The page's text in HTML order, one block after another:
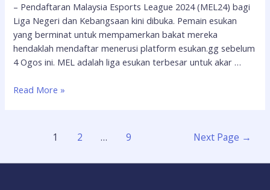
– Pendaftaran Malaysia Esports League 2024 (MEL24) bagi
Liga Negeri dan Kebangsaan kini dibuka. Pemain esukan
yang berminat untuk mempamerkan bakat mereka
hendaklah mendaftar menerusi platform esukan.gg sebelum
4 Ogos ini. MEL adalah liga esukan terbesar untuk akar …
Read More »
1 2 … 9 Next Page →